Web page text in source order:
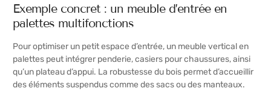
Exemple concret : un meuble d’entrée en
palettes multifonctions
Pour optimiser un petit espace d’entrée, un meuble vertical en
palettes peut intégrer penderie, casiers pour chaussures, ainsi
qu’un plateau d’appui. La robustesse du bois permet d’accueillir
des éléments suspendus comme des sacs ou des manteaux.